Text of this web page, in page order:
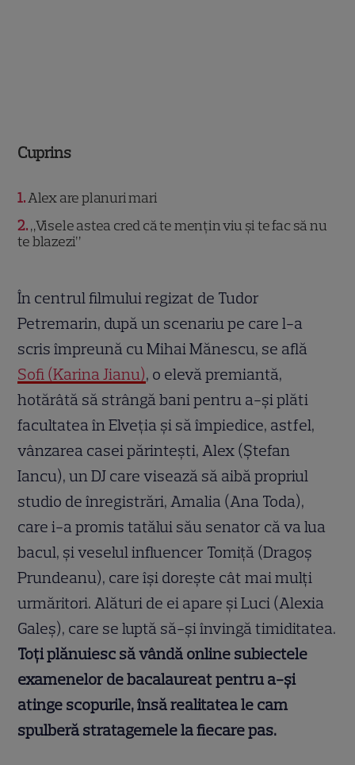
Cuprins
1 Alex are planuri mari
2 „Visele astea cred că te mențin viu și te fac să nu
te blazezi”
În centrul filmului regizat de Tudor
Petremarin, după un scenariu pe care l-a
scris împreună cu Mihai Mănescu, se află
Sofi (Karina Jianu), o elevă premiantă,
hotărâtă să strângă bani pentru a-și plăti
facultatea în Elveția și să împiedice, astfel,
vânzarea casei părintești, Alex (Ștefan
Iancu), un DJ care visează să aibă propriul
studio de înregistrări, Amalia (Ana Toda),
care i-a promis tatălui său senator că va lua
bacul, și veselul influencer Tomiță (Dragoș
Prundeanu), care își dorește cât mai mulți
urmăritori. Alături de ei apare și Luci (Alexia
Galeș), care se luptă să-și învingă timiditatea.
Toți plănuiesc să vândă online subiectele
examenelor de bacalaureat pentru a-și
atinge scopurile, însă realitatea le cam
spulberă stratagemele la fiecare pas.